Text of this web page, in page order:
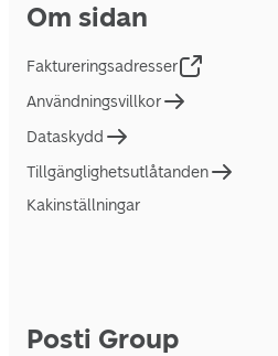
Om sidan
Faktureringsadresser
Användningsvillkor
Dataskydd
Tillgänglighetsutlåtanden
Kakinställningar
Posti Group